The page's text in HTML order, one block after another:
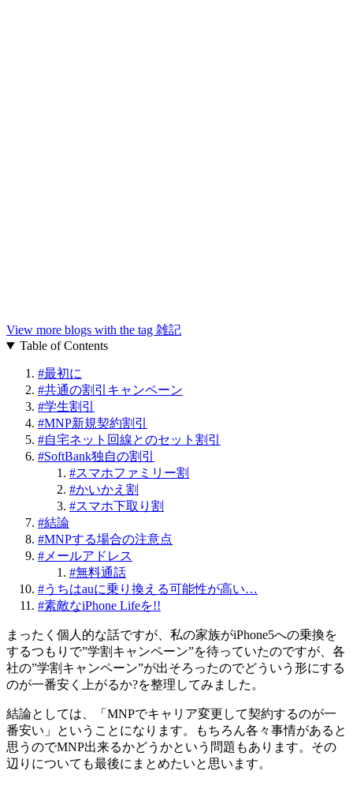
View more blogs with the tag 雑記
Table of Contents
#最初に
#共通の割引キャンペーン
#学生割引
#MNP新規契約割引
#自宅ネット回線とのセット割引
#SoftBank独自の割引
#スマホファミリー割
#かいかえ割
#スマホ下取り割
#結論
#MNPする場合の注意点
# メールアドレス
#無料通話
#うちはauに乗り換える可能性が高い…
#素敵なiPhone Lifeを!!
まったく個人的な話ですが、私の家族がiPhone5への乗換を
するつもりで”学割キャンペーン”を待っていたのですが、各
社の”学割キャンペーン”が出そろったのでどういう形にする
のが一番安く上がるか?を整理してみました。
結論としては、「MNPでキャリア変更して契約するのが一
番安い」ということになります。もちろん各々事情があると
思うのでMNP出来るかどうかという問題もあります。その
辺りについても最後にまとめたいと思います。